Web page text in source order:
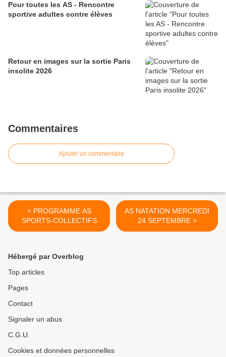
Pour toutes les AS - Rencontre
sportive adultes contre élèves
Retour en images sur la sortie Paris
insolite 2026
Commentaires
Ajouter un commentaire
< PROGRAMME AS
SPORTS-COLLECTIFS
AS NATATION MERCREDI
24 SEPTEMBRE >
Hébergé par Overblog
Top articles
Pages
Contact
Signaler un abus
C.G.U.
Cookies et données personnelles